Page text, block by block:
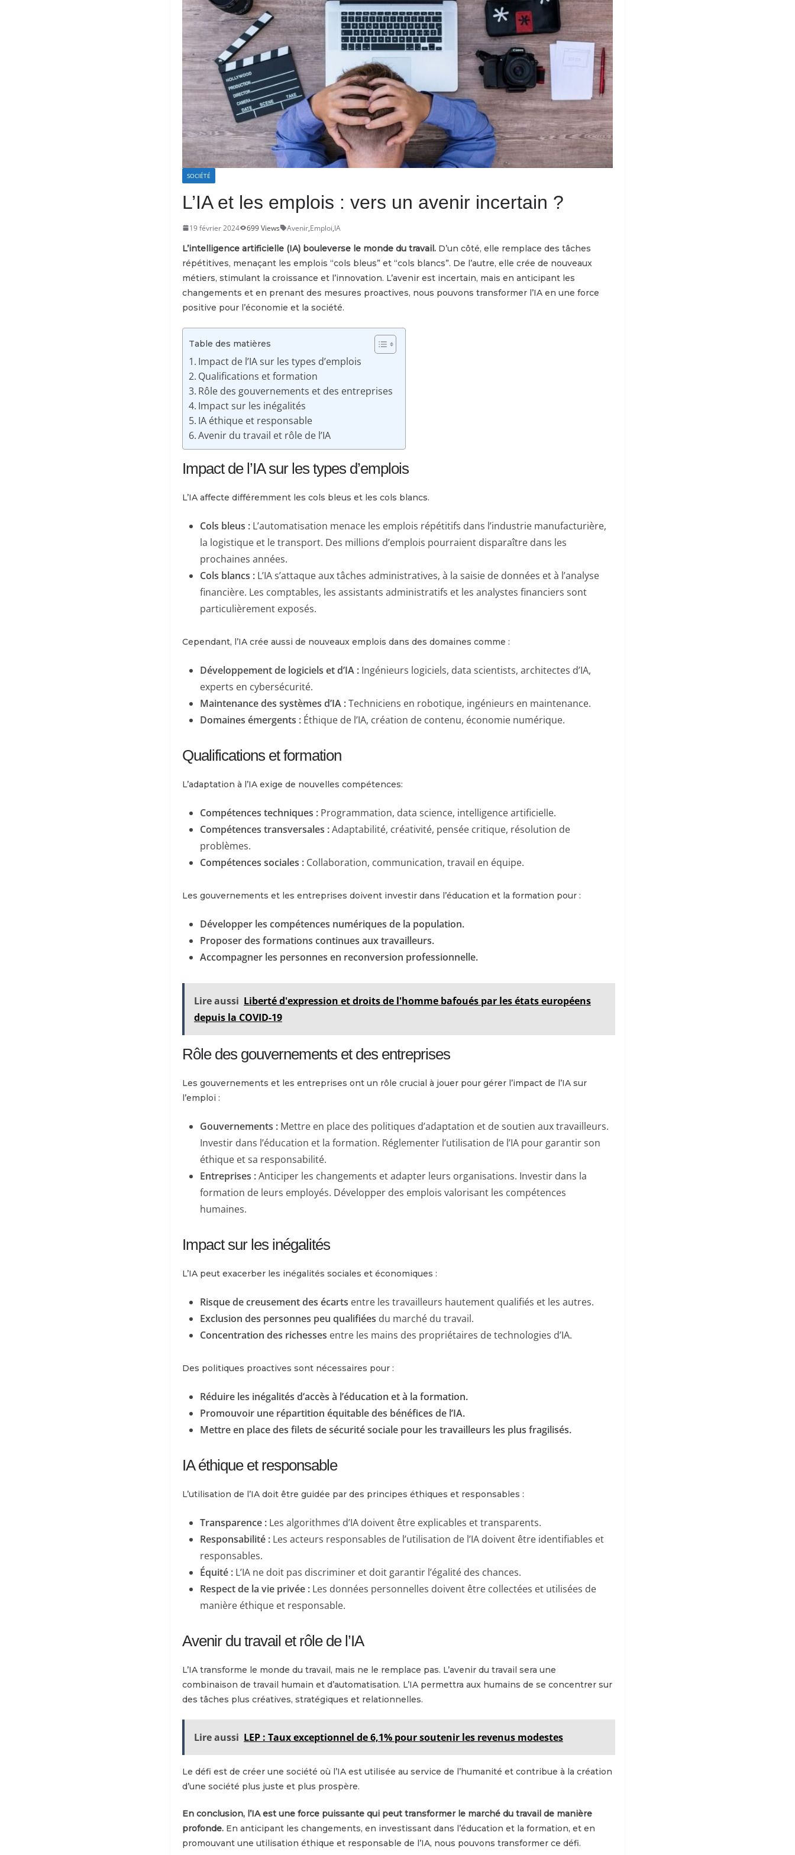
SOCIÉTÉ
L’IA et les emplois : vers un avenir incertain ?
19 février 2024 699 Views Avenir,Emploi,IA
L’intelligence artificielle (IA) bouleverse le monde du travail. D’un côté, elle remplace des tâches
répétitives, menaçant les emplois “cols bleus” et “cols blancs”. De l’autre, elle crée de nouveaux
métiers, stimulant la croissance et l’innovation. L’avenir est incertain, mais en anticipant les
changements et en prenant des mesures proactives, nous pouvons transformer l’IA en une force
positive pour l’économie et la société.
Table des matières
Impact de l’IA sur les types d’emplois
Qualifications et formation
Rôle des gouvernements et des entreprises
Impact sur les inégalités
IA éthique et responsable
Avenir du travail et rôle de l’IA
Impact de l’IA sur les types d’emplois
L’IA affecte différemment les cols bleus et les cols blancs.
Cols bleus : L’automatisation menace les emplois répétitifs dans l’industrie manufacturière,
la logistique et le transport. Des millions d’emplois pourraient disparaître dans les
prochaines années.
Cols blancs : L’IA s’attaque aux tâches administratives, à la saisie de données et à l’analyse
financière. Les comptables, les assistants administratifs et les analystes financiers sont
particulièrement exposés.
Cependant, l’IA crée aussi de nouveaux emplois dans des domaines comme :
Développement de logiciels et d’IA : Ingénieurs logiciels, data scientists, architectes d’IA,
experts en cybersécurité.
Maintenance des systèmes d’IA :Techniciens en robotique, ingénieurs en maintenance.
Domaines émergents : Éthique de l’IA, création de contenu, économie numérique.
Qualifications et formation
L’adaptation à l’IA exige de nouvelles compétences:
Compétences techniques : Programmation, data science, intelligence artificielle.
Compétences transversales :Adaptabilité, créativité, pensée critique, résolution de
problèmes.
Compétences sociales : Collaboration, communication, travail en équipe.
Les gouvernements et les entreprises doivent investir dans l’éducation et la formation pour :
Développer les compétences numériques de la population.
Proposer des formations continues aux travailleurs.
Accompagner les personnes en reconversion professionnelle.
Lire aussi Liberté d'expression et droits de l'homme bafoués par les états européens
depuis la COVID-19
Rôle des gouvernements et des entreprises
Les gouvernements et les entreprises ont un rôle crucial à jouer pour gérer l’impact de l’IA sur
l’emploi :
Gouvernements : Mettre en place des politiques d’adaptation et de soutien aux travailleurs.
Investir dans l’éducation et la formation. Réglementer l’utilisation de l’IA pour garantir son
éthique et sa responsabilité.
Entreprises :Anticiper les changements et adapter leurs organisations. Investir dans la
formation de leurs employés. Développer des emplois valorisant les compétences
humaines.
Impact sur les inégalités
L’IA peut exacerber les inégalités sociales et économiques :
Risque de creusement des écarts entre les travailleurs hautement qualifiés et les autres.
Exclusion des personnes peu qualifiées du marché du travail.
Concentration des richesses entre les mains des propriétaires de technologies d’IA.
Des politiques proactives sont nécessaires pour :
Réduire les inégalités d’accès à l’éducation et à la formation.
Promouvoir une répartition équitable des bénéfices de l’IA.
Mettre en place des filets de sécurité sociale pour les travailleurs les plus fragilisés.
IA éthique et responsable
L’utilisation de l’IA doit être guidée par des principes éthiques et responsables :
Transparence : Les algorithmes d’IA doivent être explicables et transparents.
Responsabilité : Les acteurs responsables de l’utilisation de l’IA doivent être identifiables et
responsables.
Équité : L’IA ne doit pas discriminer et doit garantir l’égalité des chances.
Respect de la vie privée : Les données personnelles doivent être collectées et utilisées de
manière éthique et responsable.
Avenir du travail et rôle de l’IA
L’IA transforme le monde du travail, mais ne le remplace pas. L’avenir du travail sera une
combinaison de travail humain et d’automatisation. L’IA permettra aux humains de se concentrer sur
des tâches plus créatives, stratégiques et relationnelles.
Lire aussi LEP : Taux exceptionnel de 6,1% pour soutenir les revenus modestes
Le défi est de créer une société où l’IA est utilisée au service de l’humanité et contribue à la création
d’une société plus juste et plus prospère.
En conclusion, l’IA est une force puissante qui peut transformer le marché du travail de manière
profonde. En anticipant les changements, en investissant dans l’éducation et la formation, et en
promouvant une utilisation éthique et responsable de l’IA, nous pouvons transformer ce défi.